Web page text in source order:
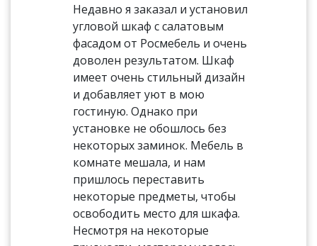
Недавно я заказал и установил
угловой шкаф с салатовым
фасадом от Росмебель и очень
доволен результатом. Шкаф
имеет очень стильный дизайн
и добавляет уют в мою
гостиную. Однако при
установке не обошлось без
некоторых заминок. Мебель в
комнате мешала, и нам
пришлось переставить
некоторые предметы, чтобы
освободить место для шкафа.
Несмотря на некоторые